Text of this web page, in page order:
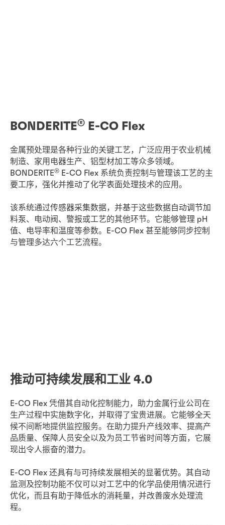
BONDERITE® E-CO Flex
金属预处理是各种行业的关键工艺，广泛应用于农业机械
制造、家用电器生产、铝型材加工等众多领域。
BONDERITE®
E-CO Flex 系统负责控制与管理该工艺的主
要工序，强化并推动了化学表面处理技术的应用。
该系统通过传感器采集数据，并基于这些数据自动调节加
料泵、电动阀、警报或工艺的其他环节。它能够管理 pH
值、电导率和温度等参数。E-CO Flex 甚至能够同步控制
与管理多达六个工艺流程。
推动可持续发展和工业 4.0
E-CO Flex 凭借其自动化控制能力，助力金属行业公司在
生产过程中实施数字化，并取得了宝贵进展。它能够全天
候不间断地提供监控服务。在助力提升产线效率、提高产
品质量、保障人员安全以及为员工节省时间等方面，它展
现出令人振奋的潜力。
E-CO Flex 还具有与可持续发展相关的显著优势。其自动
监测及控制功能不仅可以对工艺中的化学品使用情况进行
优化，而且有助于降低水的消耗量，并改善废水处理流
程。